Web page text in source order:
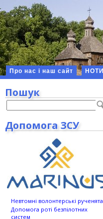
Про нас і наш сайт НОТИ
Пошук
Допомога ЗСУ
Невтомні волонтерські рученята
Допомога роті безпілотних
систем